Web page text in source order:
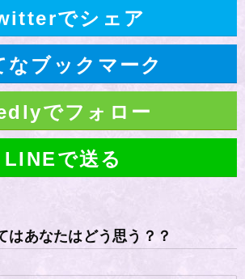
でシェア
なブックマーク
でフォロー
LINEで送る
はあなたはどう思う？？